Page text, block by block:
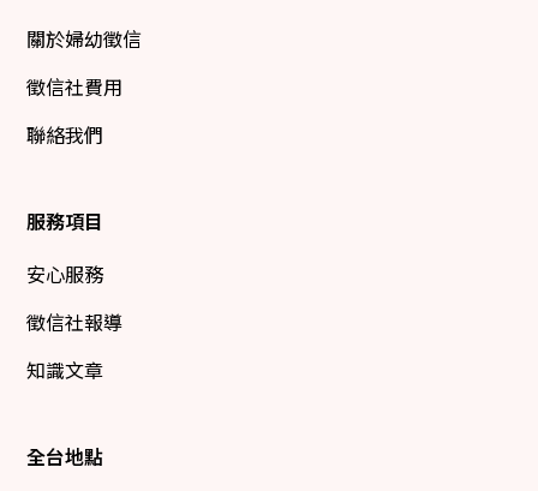
關於婦幼徵信
徵信社費用
聯絡我們
服務項目
安心服務
徵信社報導
知識文章
全台地點